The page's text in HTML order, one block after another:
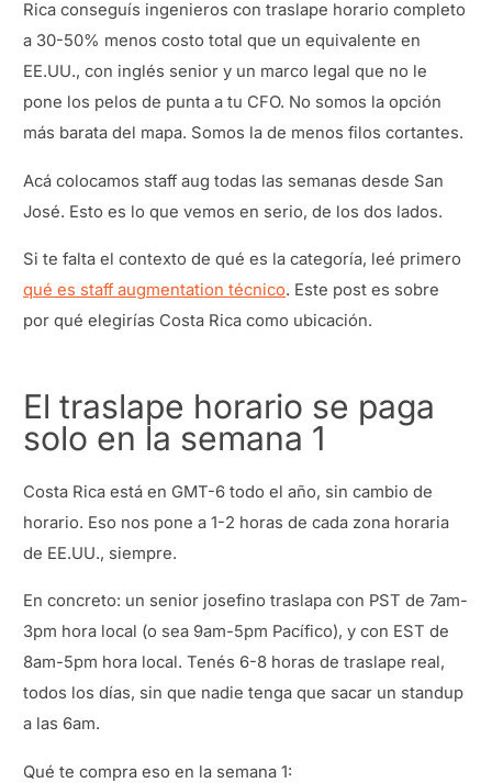
Rica conseguís ingenieros con traslape horario completo
a 30-50% menos costo total que un equivalente en
EE.UU., con inglés senior y un marco legal que no le
pone los pelos de punta a tu CFO. No somos la opción
más barata del mapa. Somos la de menos filos cortantes.
Acá colocamos staff aug todas las semanas desde San
José. Esto es lo que vemos en serio, de los dos lados.
Si te falta el contexto de qué es la categoría, leé primero
qué es staff augmentation técnico. Este post es sobre
por qué elegirías Costa Rica como ubicación.
El traslape horario se paga
solo en la semana 1
Costa Rica está en GMT-6 todo el año, sin cambio de
horario. Eso nos pone a 1-2 horas de cada zona horaria
de EE.UU., siempre.
En concreto: un senior josefino traslapa con PST de 7am-
3pm hora local (o sea 9am-5pm Pacífico), y con EST de
8am-5pm hora local. Tenés 6-8 horas de traslape real,
todos los días, sin que nadie tenga que sacar un standup
a las 6am.
Qué te compra eso en la semana 1: